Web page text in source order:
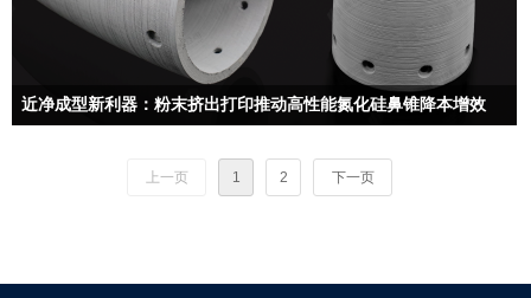
近净成型新利器：粉末挤出打印推动高性能氮化硅鼻锥降本增效
上一页 1 2 下一页